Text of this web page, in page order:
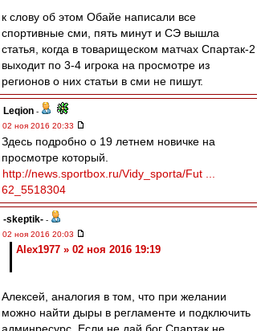
к слову об этом Обайе написали все
спортивные сми, пять минут и СЭ вышла
статья, когда в товарищеском матчах Спартак-2
выходит по 3-4 игрока на просмотре из
регионов о них статьи в сми не пишут.
Leqion -
02 ноя 2016 20:33
Здесь подробно о 19 летнем новичке на
просмотре который.
http://news.sportbox.ru/Vidy_sporta/Fut ...
62_5518304
-skeptik- -
02 ноя 2016 20:03
Alex1977 » 02 ноя 2016 19:19
Алексей, аналогия в том, что при желании
можно найти дыры в регламенте и подключить